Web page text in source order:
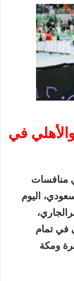
في
منافسات
اليوم
الجاري،
في تمام
ومكة